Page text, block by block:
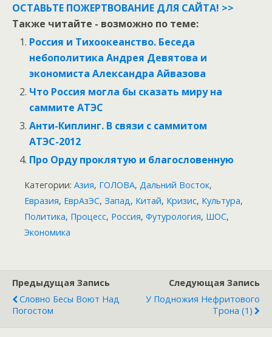
ОСТАВЬТЕ ПОЖЕРТВОВАНИЕ ДЛЯ САЙТА! >>
Также читайте - возможно по теме:
Россия и Тихоокеанство. Беседа
небополитика Андрея Девятова и
экономиста Александра Айвазова
Что Россия могла бы сказать миру на
саммите АТЭС
Анти-Киплинг. В связи с саммитом
АТЭС-2012
Про Орду проклятую и благословенную
Категории: Азия, ГОЛОВА, Дальний Восток,
Евразия, ЕврАзЭС, Запад, Китай, Кризис, Культура,
Политика, Процесс, Россия, Футурология, ШОС,
Экономика
Предыдущая Запись
Словно Бесы Воют Над
Погостом
Следующая Запись
У Подножия Нефритового
Трона (1)